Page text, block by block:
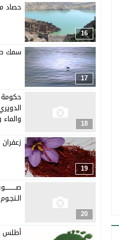
16
حصاد
17
سمك
18
حكومة
والماء
19
20
أطلس